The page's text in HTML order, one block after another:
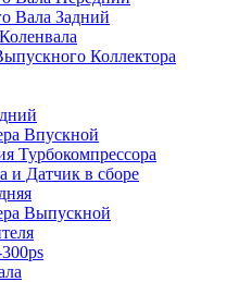
Вала Задний
Коллектора
Впускной
Турбокомпрессора
и Датчик в сборе
Выпускной